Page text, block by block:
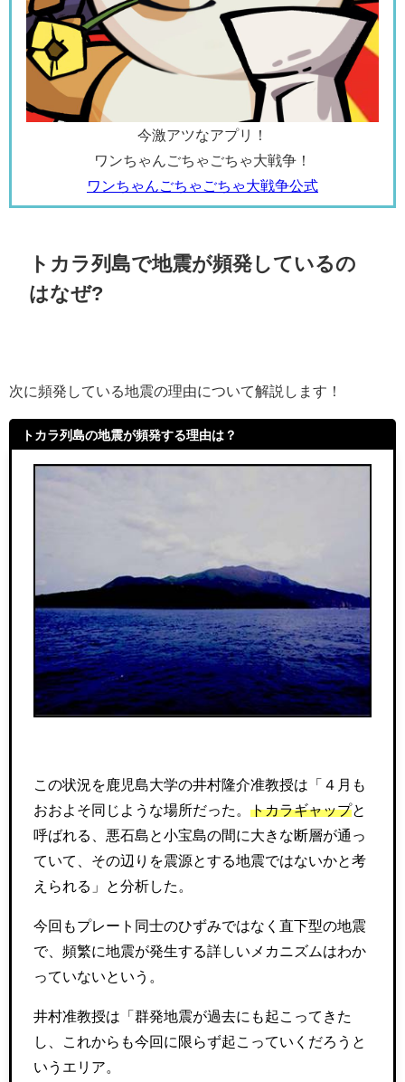
今激アツなアプリ！
ワンちゃんごちゃごちゃ大戦争！
ワンちゃんごちゃごちゃ大戦争公式
トカラ列島で地震が頻発しているの
はなぜ?
次に頻発している地震の理由について解説します！
トカラ列島の地震が頻発する理由は？
この状況を鹿児島大学の井村隆介准教授は「４月も
おおよそ同じような場所だった。 トカラギャップと
呼ばれる、悪石島と小宝島の間に大きな断層が通っ
ていて、その辺りを震源とする地震ではないかと考
えられる」と分析した。
今回もプレート同士のひずみではなく直下型の地震
で、頻繁に地震が発生する詳しいメカニズムはわか
っていないという。
井村准教授は「群発地震が過去にも起こってきた
し、これからも今回に限らず起こっていくだろうと
いうエリア。